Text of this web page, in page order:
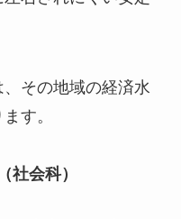
その地域の経済水
す。
社会科）